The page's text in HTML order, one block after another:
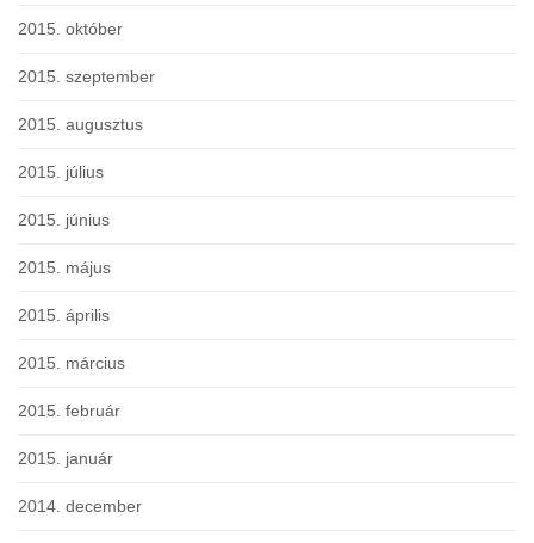
2015. október
2015. szeptember
2015. augusztus
2015. július
2015. június
2015. május
2015. április
2015. március
2015. február
2015. január
2014. december